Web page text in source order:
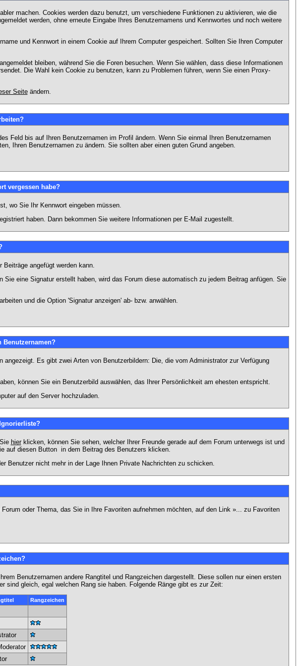
machen. Cookies werden dazu benutzt, um verschiedene Funktionen zu aktivieren, wie die
werden, ohne erneute Eingabe Ihres Benutzernamens und Kennwortes und noch weitere
und Kennwort in einem Cookie auf Ihrem Computer gespeichert. Sollten Sie Ihren Computer
bleiben, während Sie die Foren besuchen. Wenn Sie wählen, dass diese Informationen
Die Wahl kein Cookie zu benutzen, kann zu Problemen führen, wenn Sie einen Proxy-
Seiteändern.
Feld bis auf Ihren Benutzernamen im Profil ändern. Wenn Sie einmal Ihren Benutzernamen
Ihren Benutzernamen zu ändern. Sie sollten aber einen guten Grund angeben.
vergessen habe?
wo Sie Ihr Kennwort eingeben müssen.
haben. Dann bekommen Sie weitere Informationen per E-Mail zugestellt.
angefügt werden kann.
eine Signatur erstellt haben, wird das Forum diese automatisch zu jedem Beitrag anfügen. Sie
und die Option 'Signatur anzeigen' ab- bzw. anwählen.
Benutzernamen?
Es gibt zwei Arten von Benutzerbildern: Die, die vom Administrator zur Verfügung
können Sie ein Benutzerbild auswählen, das Ihrer Persönlichkeit am ehesten entspricht.
auf den Server hochzuladen.
hierklicken, können Sie sehen, welcher Ihrer Freunde gerade auf dem Forum unterwegs ist und
auf diesen Button in dem Beitrag des Benutzers klicken.
Benutzer nicht mehr in der Lage Ihnen Private Nachrichten zu schicken.
oder Thema, das Sie in Ihre Favoriten aufnehmen möchten, auf den Link »... zu Favoriten
Benutzernamen andere Rangtitel und Rangzeichen dargestellt. Diese sollen nur einen ersten
gleich, egal welchen Rang sie haben. Folgende Ränge gibt es zur Zeit:
Rangzeichen